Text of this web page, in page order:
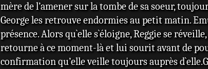
mère de l’amener sur la tombe de sa soeur,
George les retrouve endormies au petit matin.
présence. Alors qu`elle s`éloigne, Reggie se
retourne à ce moment-là et lui sourit avant de
confirmation qu’elle veille toujours auprès